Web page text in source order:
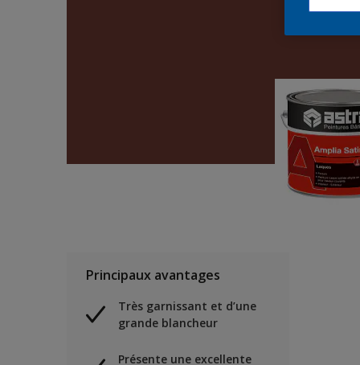
Principaux avantages
Très garnissant et d’une
grande blancheur
Présente une excellente